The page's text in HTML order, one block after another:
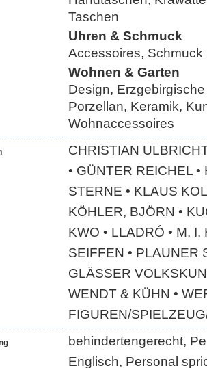
Taschen
Uhren & Schmuck
Accessoires, Schmuck
Wohnen & Garten
Design,
Porzellan, Keramik,
Wohnaccessoires
CHRISTIAN
• GÜNTER REICHEL
STERNE • KLAUS
KÖHLER, BJÖRN •
KWO • LLADRÓ • M.
SEIFFEN • PLAUNER
GLÄSSER
WENDT & KÜHN •
FIGUREN/
behindertengerecht,
Englisch, Personal